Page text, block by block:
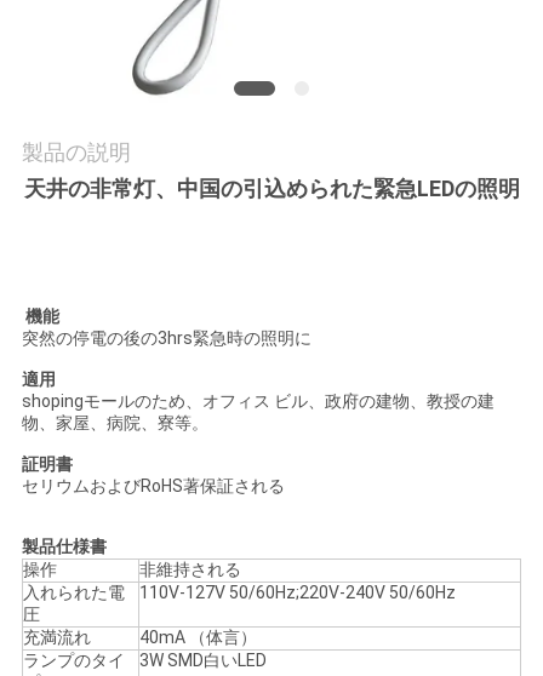
に
連
し
な
さ
い
引
用
を
製品の説明
天井の非常灯、中国の引込められた緊急LEDの照明
機能
突然の停電の後の3hrs緊急時の照明に
適用
shopingモールのため、オフィス ビル、政府の建物、教授の建
物、家屋、病院、寮等。
証明書
セリウムおよびRoHS著保証される
製品仕様書
操作
非維持される
入れられた電
圧
110V-127V 50/60Hz;220V-240V 50/60Hz
充満流れ
40mA （体言）
ランプのタイ
3W SMD白いLED